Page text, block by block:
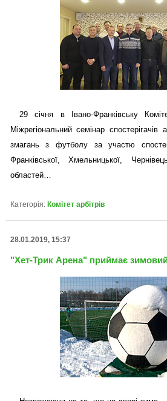
29 січня в Івано-Франківську
Міжрегіональний семінар спостерігачів
змагань з футболу за участю
Франківської, Хмельницької,
областей…
Категорія: Комітет арбітрів
28.01.2019, 15:37
"Хет-Трик Арена" приймає